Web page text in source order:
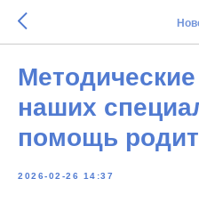
наших
помощь
2026-02-26 14:37